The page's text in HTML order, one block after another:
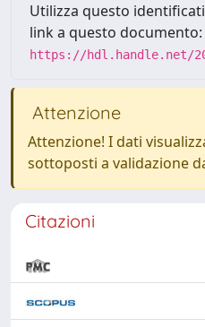
Utilizza questo
link a questo documento:
https://hdl.handle.net/
Attenzione
Attenzione! I dati
sottoposti a validazione
Citazioni